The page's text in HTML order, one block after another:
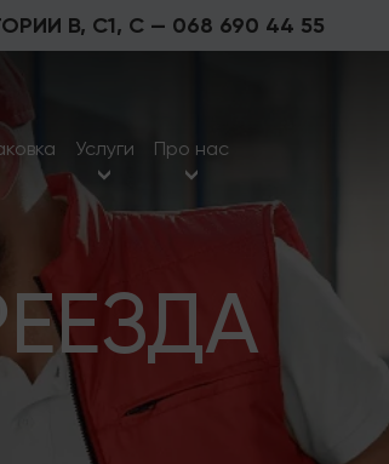
В, С1, С — 068 690 44 55
Услуги Про нас